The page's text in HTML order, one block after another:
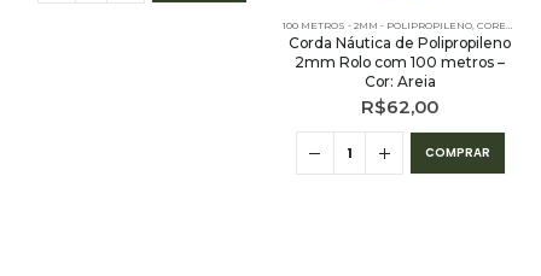
PE - 2MM - POLIPROPILENO - 100 METROS
100 METROS - 2MM - POLIPROPILENO, CORES LISAS - 100 METROS - 2MM
Corda Náutica de Polipropileno
2mm Rolo com 100 metros –
Cor: Areia
R$62,00
COMPRAR